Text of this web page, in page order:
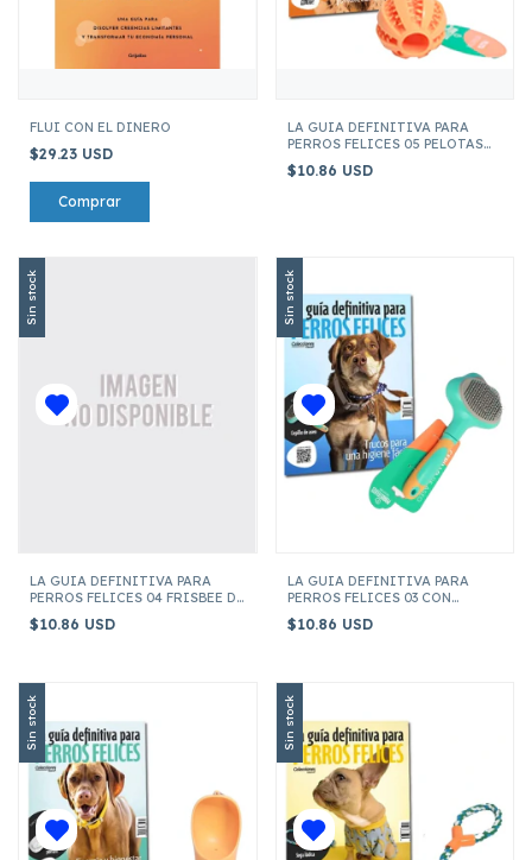
FLUI CON EL DINERO
$29.23 USD
LA GUIA DEFINITIVA PARA
PERROS FELICES 05 PELOTAS
NARANJA
$10.86 USD
Sin stock
LA GUIA DEFINITIVA PARA
PERROS FELICES 04 FRISBEE DE
$10.86 USD
Sin stock
LA GUIA DEFINITIVA PARA
PERROS FELICES 03 CON
$10.86 USD
Sin stock Sin stock